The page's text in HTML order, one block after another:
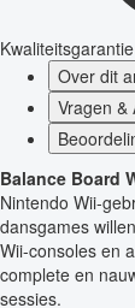
Kwaliteitsgarantie
Over dit
Vragen &
Balance Board
Nintendo Wii-
dansgames
Wii-consoles en
complete en
sessies.